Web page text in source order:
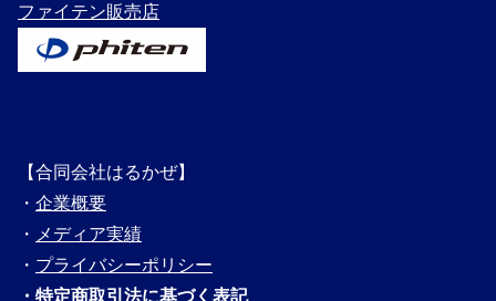
ファイテン販売店
【合同会社はるかぜ】
・ 企業概要
・ メディ ア実績
・ プライバシーポリシー
・ 特定商取引法に基づく表記